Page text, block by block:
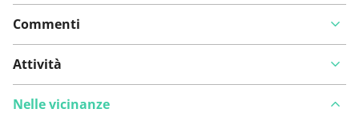
Commenti
Attività
Nelle vicinanze